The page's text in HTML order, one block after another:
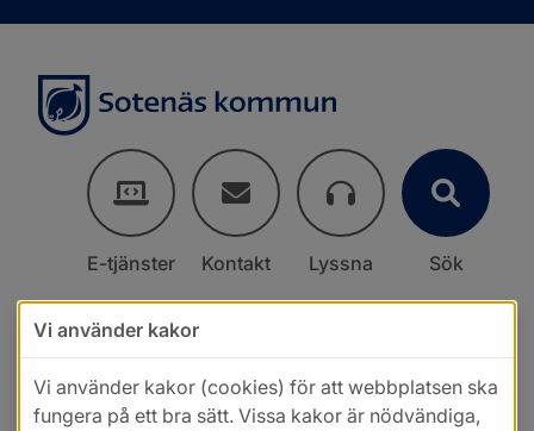
E-tjänster Kontakt Lyssna Sök
Vi använder kakor
Vi använder kakor (cookies) för att webbplatsen ska
fungera på ett bra sätt. Vissa kakor är nödvändiga,